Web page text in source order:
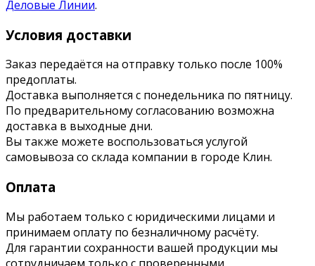
Деловые Линии.
Условия доставки
Заказ передаётся на отправку только после 100%
предоплаты.
Доставка выполняется с понедельника по пятницу.
По предварительному согласованию возможна
доставка в выходные дни.
Вы также можете воспользоваться услугой
самовывоза со склада компании в городе Клин.
Оплата
Мы работаем только с юридическими лицами и
принимаем оплату по безналичному расчёту.
Для гарантии сохранности вашей продукции мы